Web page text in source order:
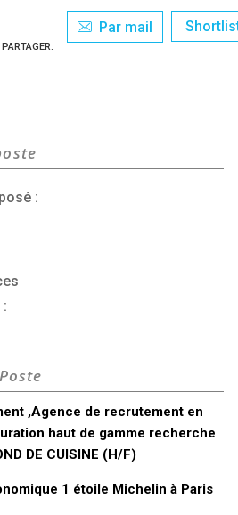
Par mail
PARTAGER:
:
,Agence de recrutement en
haut de gamme recherche
DE CUISINE (H/F)
1 étoile Michelin à Paris